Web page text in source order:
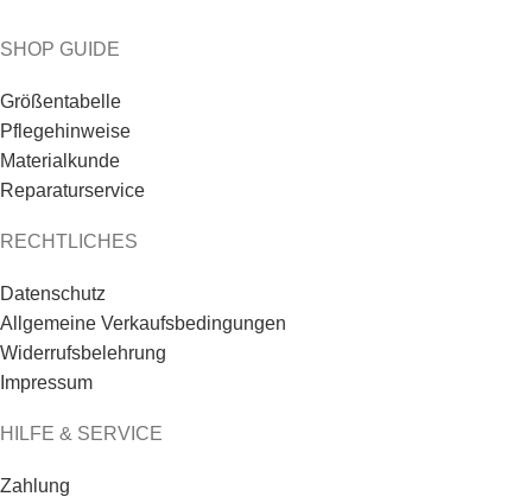
SHOP GUIDE
Größentabelle
Pflegehinweise
Materialkunde
Reparaturservice
RECHTLICHES
Datenschutz
Allgemeine Verkaufsbedingungen
Widerrufsbelehrung
Impressum
HILFE & SERVICE
Zahlung